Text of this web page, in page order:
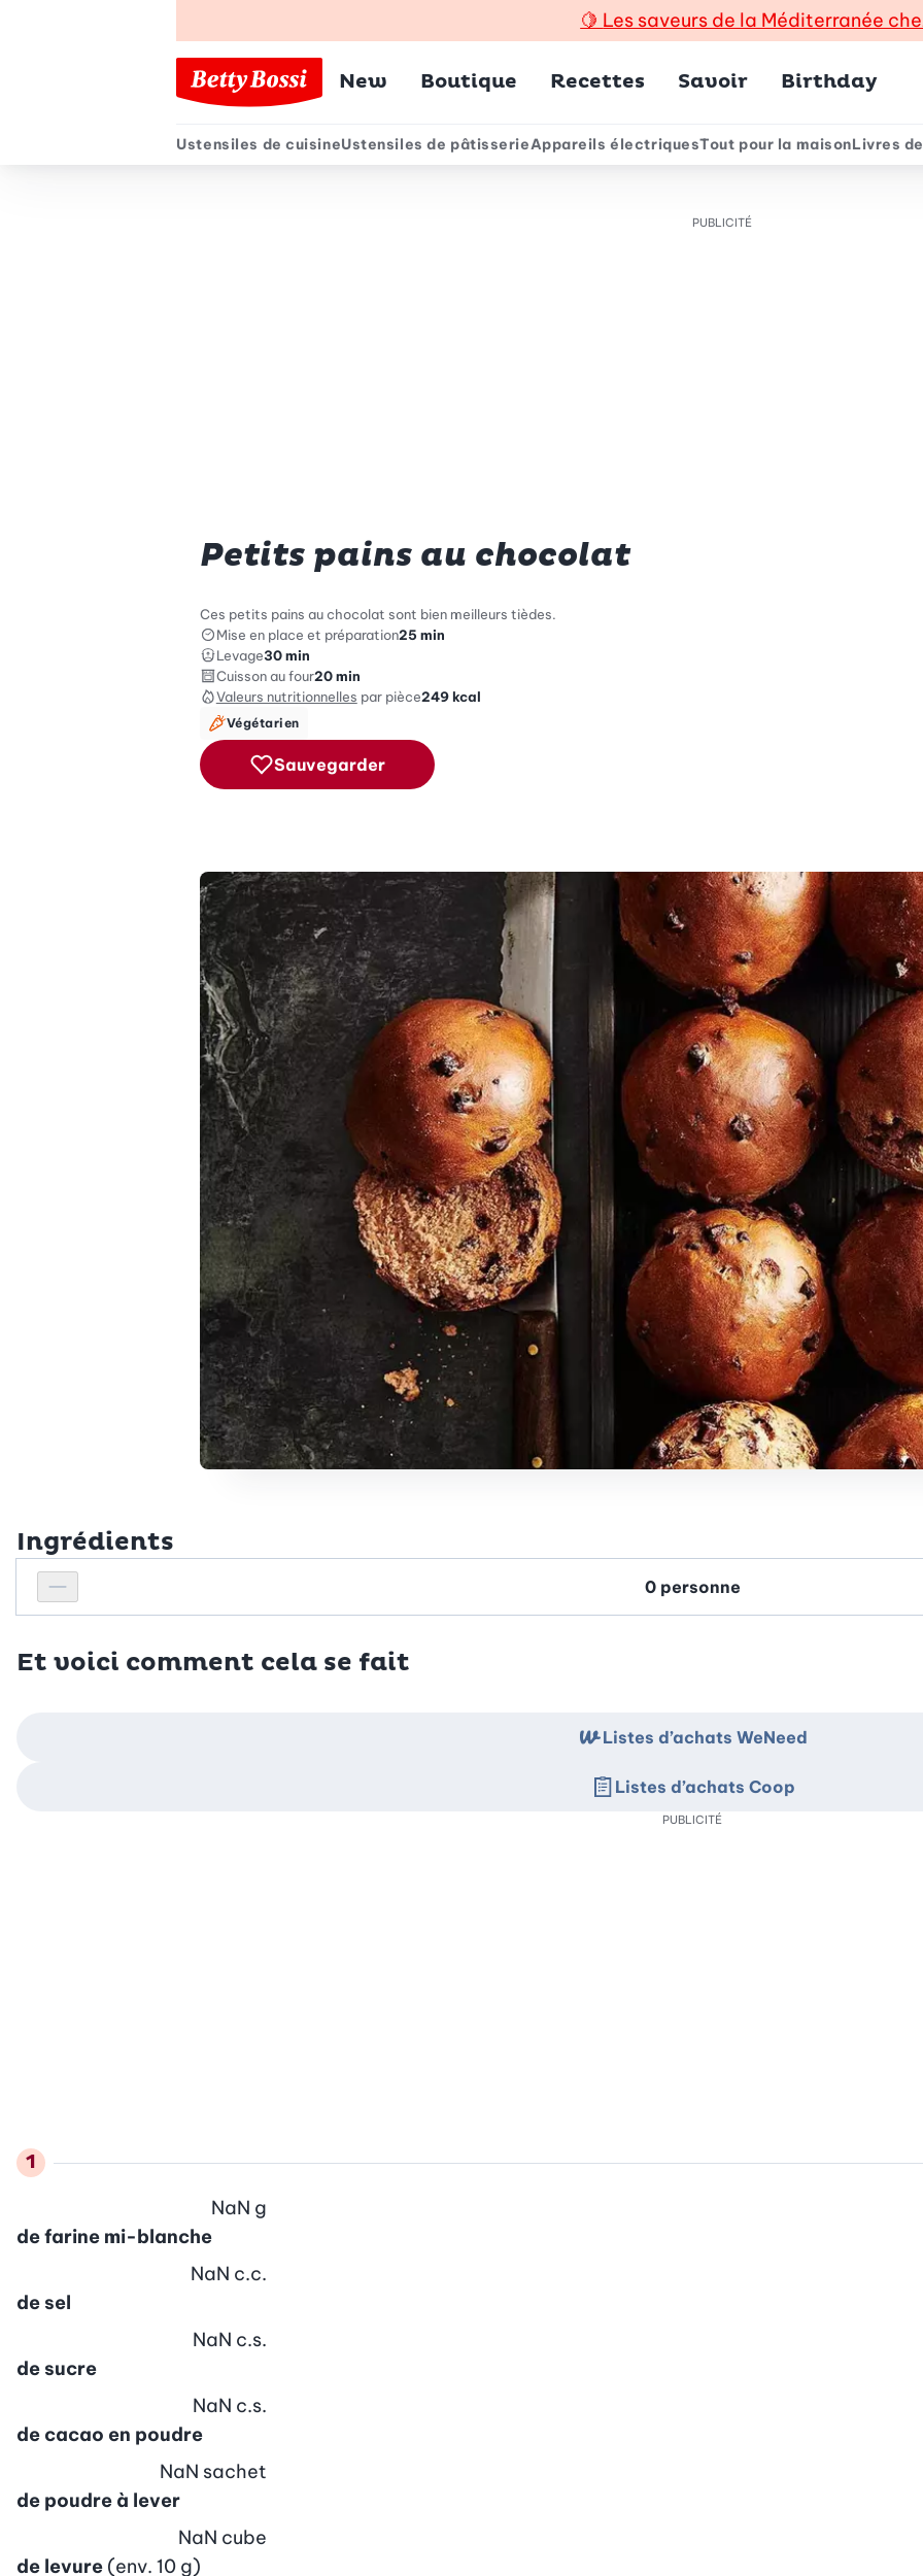
🍋 Les saveurs de la Méditerranée
Menu principal
New Boutique Recettes Savoir Birthday
Menu secondaire
Ustensiles de cuisineUstensiles de pâtisserieAppareils électriquesTout pour la maisonLivres
PUBLICITÉ
Petits pains au chocolat
Ces petits pains au chocolat sont bien meilleurs tièdes.
Mise en place et préparation25 min
Levage30 min
Cuisson au four20 min
Valeurs nutritionnelles par pièce249 kcal
Végétarien
Sauvegarder
Ingrédients
Réduire le nombre de personnes
Personnes
Et voici comment cela se fait
de farine mi-blanche
NaN g
de sel
NaN c.c.
de sucre
NaN c.s.
de cacao en poudre
NaN c.s.
de poudre à lever
NaN sachet
de levure (env. 10 g)
NaN cube
Listes d’achats WeNeed
Listes d’achats Coop
PUBLICITÉ